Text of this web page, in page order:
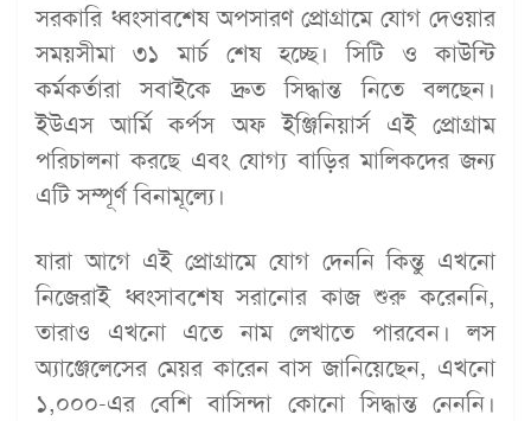
সরকারি ধ্বংসাবশেষ অপসারণ প্রোগ্রামে যোগ দেওয়ার
সময়সীমা ৩১ মার্চ শেষ হচ্ছে। সিটি ও কাউন্টি
কর্মকর্তারা সবাইকে দ্রুত সিদ্ধান্ত নিতে বলছেন।
ইউএস আর্মি কর্পস অফ ইঞ্জিনিয়ার্স এই প্রোগ্রাম
পরিচালনা করছে এবং যোগ্য বাড়ির মালিকদের জন্য
এটি সম্পূর্ণ বিনামূল্যে।
যারা আগে এই প্রোগ্রামে যোগ দেননি কিন্তু এখনো
নিজেরাই ধ্বংসাবশেষ সরানোর কাজ শুরু করেননি,
তারাও এখনো এতে নাম লেখাতে পারবেন। লস
অ্যাঞ্জেলেসের মেয়র কারেন বাস জানিয়েছেন, এখনো
১,০০০-এর বেশি বাসিন্দা কোনো সিদ্ধান্ত নেননি।